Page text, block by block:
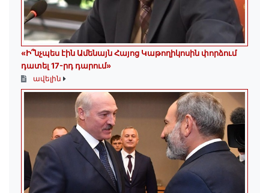
«Ի՞նչպես էին Ամենայն Հայոց Կաթողիկոսին փորձում
դատել 17-րդ դարում»
ավելին